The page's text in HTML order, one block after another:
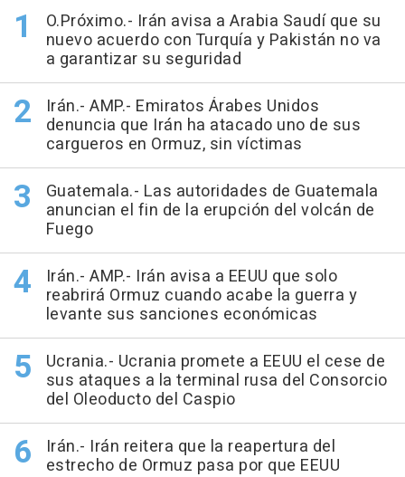
O.Próximo.- Irán avisa a Arabia Saudí que su
nuevo acuerdo con Turquía y Pakistán no va
a garantizar su seguridad
Irán.- AMP.- Emiratos Árabes Unidos
denuncia que Irán ha atacado uno de sus
cargueros en Ormuz, sin víctimas
Guatemala.- Las autoridades de Guatemala
anuncian el fin de la erupción del volcán de
Fuego
Irán.- AMP.- Irán avisa a EEUU que solo
reabrirá Ormuz cuando acabe la guerra y
levante sus sanciones económicas
Ucrania.- Ucrania promete a EEUU el cese de
sus ataques a la terminal rusa del Consorcio
del Oleoducto del Caspio
Irán.- Irán reitera que la reapertura del
estrecho de Ormuz pasa por que EEUU